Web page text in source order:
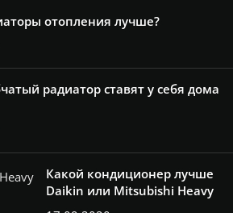
отопления лучше?
радиатор ставят у себя дома
Какой кондиционер лучше
Daikin или Mitsubishi Heavy